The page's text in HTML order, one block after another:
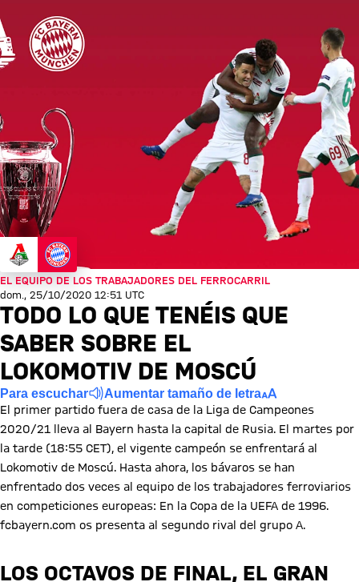
EL EQUIPO DE LOS TRABAJADORES DEL FERROCARRIL
dom., 25/10/2020 12:51 UTC
TODO LO QUE TENÉIS QUE
SABER SOBRE EL
LOKOMOTIV DE MOSCÚ
Para escuchar Aumentar tamaño de letra
El primer partido fuera de casa de la Liga de Campeones
2020/21 lleva al Bayern hasta la capital de Rusia. El martes por
la tarde (18:55 CET), el vigente campeón se enfrentará al
Lokomotiv de Moscú. Hasta ahora, los bávaros se han
enfrentado dos veces al equipo de los trabajadores ferroviarios
en competiciones europeas: En la Copa de la UEFA de 1996.
fcbayern.com os presenta al segundo rival del grupo A.
LOS OCTAVOS DE FINAL, EL GRAN